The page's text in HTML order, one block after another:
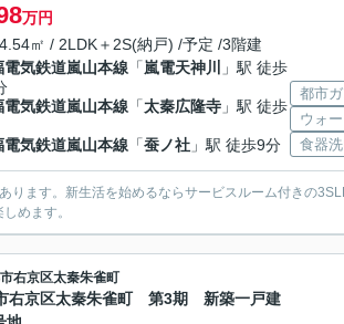
万円
㎡ / 2LDK＋2S(納戸) /予定 /3階建
電気鉄道嵐山本線 「嵐電天神川
」駅 徒歩
電気鉄道嵐山本線 「太秦広隆寺 」駅 徒歩
電気鉄道嵐山本線 「蚕ノ社 」駅 徒歩9分
都市ガ
ウォ
食器
ります。新生活を始めるならサービスルーム付きの
めます。
右京区太秦朱雀町
右京区太秦朱雀町 第3期 新築一戸建